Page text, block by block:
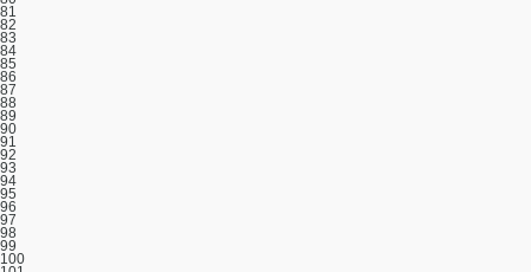
81
82
83
84
85
86
87
88
89
90
91
92
93
94
95
96
97
98
99
100